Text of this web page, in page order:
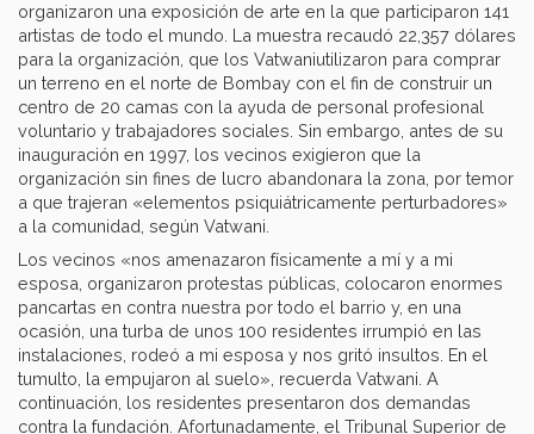
organizaron una exposición de arte en la que participaron 141
artistas de todo el mundo. La muestra recaudó 22,357 dólares
para la organización, que los Vatwaniutilizaron para comprar
un terreno en el norte de Bombay con el fin de construir un
centro de 20 camas con la ayuda de personal profesional
voluntario y trabajadores sociales. Sin embargo, antes de su
inauguración en 1997, los vecinos exigieron que la
organización sin fines de lucro abandonara la zona, por temor
a que trajeran «elementos psiquiátricamente perturbadores»
a la comunidad, según Vatwani.
Los vecinos «nos amenazaron físicamente a mí y a mi
esposa, organizaron protestas públicas, colocaron enormes
pancartas en contra nuestra por todo el barrio y, en una
ocasión, una turba de unos 100 residentes irrumpió en las
instalaciones, rodeó a mi esposa y nos gritó insultos. En el
tumulto, la empujaron al suelo», recuerda Vatwani. A
continuación, los residentes presentaron dos demandas
contra la fundación. Afortunadamente, el Tribunal Superior de